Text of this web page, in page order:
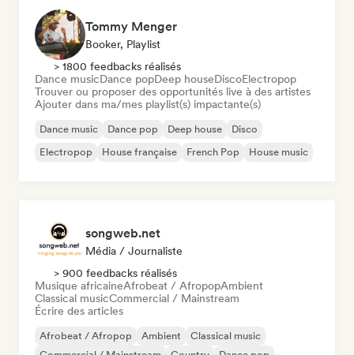
Tommy Menger
Booker, Playlist
> 1800 feedbacks réalisés
Dance musicDance popDeep houseDiscoElectropop
Trouver ou proposer des opportunités live à des artistes
Ajouter dans ma/mes playlist(s) impactante(s)
Dance music Dance pop Deep house
Disco
Electropop
House française French Pop House music
songweb.net
Média / Journaliste
> 900 feedbacks réalisés
Musique africaineAfrobeat / AfropopAmbient
Classical musicCommercial / Mainstream
Écrire des articles
Afrobeat / Afropop Ambient
Classical music